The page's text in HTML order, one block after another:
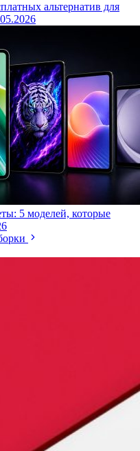
альтернатив для
5 моделей, которые